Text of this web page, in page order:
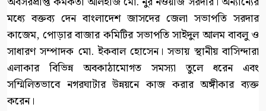
মধ্যে বক্তব্য দেন বাংলাদেশ জাসদের জেলা সভাপতি সরদার
কাজেম, পোড়ার বাজার কমিটির সভাপতি সাইদুল আলম বাবলু ও
সাধারণ সম্পাদক মো. ইকবাল হোসেন। সভায় স্থানীয় বাসিন্দারা
এলাকার বিভিন্ন অবকাঠামোগত সমস্যা তুলে ধরেন এবং
সম্মিলিতভাবে নগরঘাটার উন্নয়নে কাজ করার অঙ্গীকার ব্যক্ত
করেন।